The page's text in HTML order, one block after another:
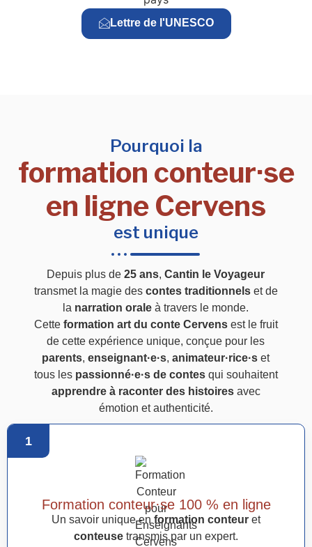
Lettre de l'UNESCO
Pourquoi la
formation conteur·se
en ligne Cervens
est unique
Depuis plus de25 ans,Cantin le Voyageur
transmet la magie des contes traditionnelset de
la narration orale à travers le monde.
Cette formation art du conte Cervensest le fruit
de cette expérience unique, conçue pour les
parents,enseignant·e·s,animateur·rice·s et
tous les passionné·e·s de contesqui souhaitent
apprendre à raconter des histoiresavec
émotion et authenticité.
1
Formation conteur·se 100 % en ligne
Un savoir unique en formation conteur et
conteuse transmis par un expert.